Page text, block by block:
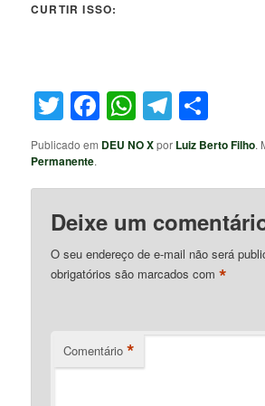
CURTIR ISSO:
Twitter
Facebook
WhatsApp
Publicado em DEU NO Xpor Luiz Berto Filho.
Permanente.
Deixe um
O seu endereço de e-mail não será
obrigatórios são marcados com*
Comentário *